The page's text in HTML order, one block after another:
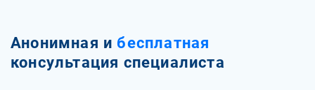
Анонимная и бесплатная
консультация специалиста